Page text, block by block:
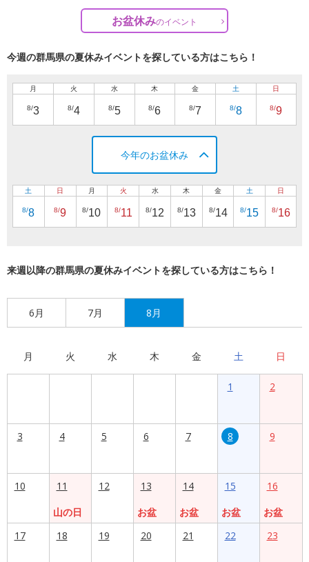
お盆休みのイベント
今週の群馬県の夏休みイベントを探している方はこちら！
月
8/3
火
8/4
水
8/5
木
8/6
金
8/7
土
8/8
日
8/9
今年のお盆休み
土
8/8
日
8/9
月
8/10
火
8/11
水
8/12
木
8/13
金
8/14
土
8/15
日
8/16
来週以降の群馬県の夏休みイベントを探している方はこちら！
6月 7月 8月
月 火 水 木 金 土 日
1 2
3 4 5 6 7 8 9
10
11
山の日
12
13
お盆
14
お盆
15
お盆
16
お盆
17
18 19 20 21 22 23